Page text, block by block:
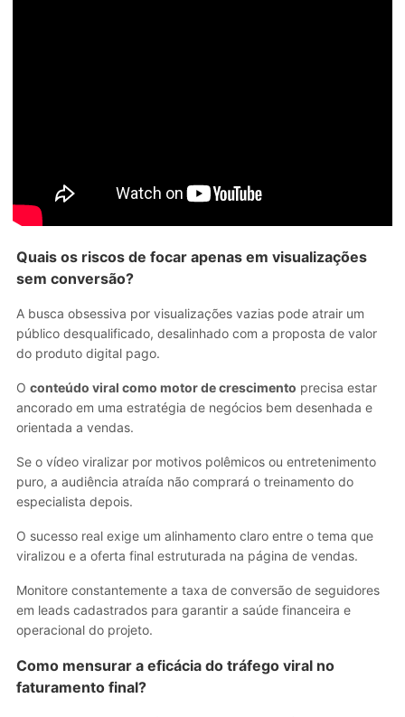
Quais os riscos de focar apenas em visualizações
sem conversão?
A busca obsessiva por visualizações vazias pode atrair um
público desqualificado, desalinhado com a proposta de valor
do produto digital pago.
O conteúdo viral como motor de crescimento precisa estar
ancorado em uma estratégia de negócios bem desenhada e
orientada a vendas.
Se o vídeo viralizar por motivos polêmicos ou entretenimento
puro, a audiência atraída não comprará o treinamento do
especialista depois.
O sucesso real exige um alinhamento claro entre o tema que
viralizou e a oferta final estruturada na página de vendas.
Monitore constantemente a taxa de conversão de seguidores
em leads cadastrados para garantir a saúde financeira e
operacional do projeto.
Como mensurar a eficácia do tráfego viral no
faturamento final?